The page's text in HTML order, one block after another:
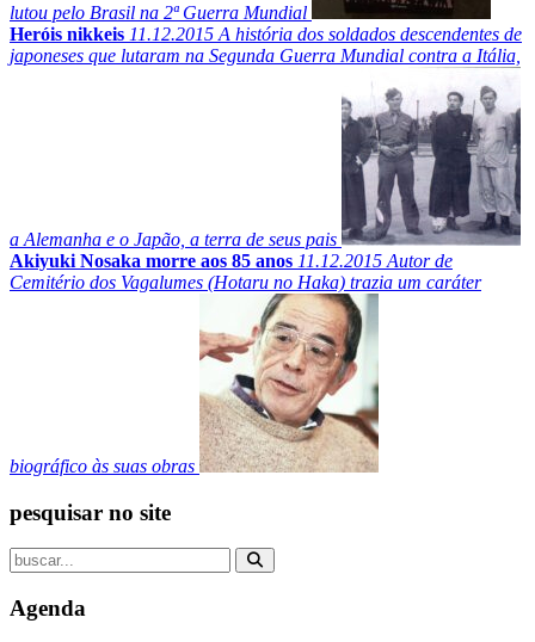
lutou pelo Brasil na 2ª Guerra Mundial
Heróis nikkeis 11.12.2015 A história dos soldados descendentes de
japoneses que lutaram na Segunda Guerra Mundial contra a Itália,
a Alemanha e o Japão, a terra de seus pais
Akiyuki Nosaka morre aos 85 anos 11.12.2015 Autor de
Cemitério dos Vagalumes (Hotaru no Haka) trazia um caráter
biográfico às suas obras
pesquisar no site
Agenda